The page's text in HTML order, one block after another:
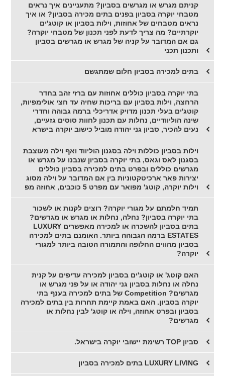
קניתם מגרש או מגרשים בסביון? מתעניינים איך נראים
מטבחי יוקרה בסביון בפנים בתים מכירה בסביון? או איך
נראים מטבחים של אחוזות, וילות בסביון או קוטג'ים
יוקרתיים? מה צריך לדעת לפני תכנון של מטבחי יוקרה?
גם אם המדובר על קניה של מגרש או מגרשים בסביון
ותכנון תכני
בתים למכירה בסביון חלום שמתגשם
בתי יוקרה בסביון כוללים אחוזות עם ברזי זהב בחדר
הרחצה, וילות בסביון עם בריכות שחיה עד חצי אולימפיות,
קוטג'ים בעלי תכנון מדויק אדריכלי ברמה גבוהה וחדרי
שינה הוליוודיים, נחלות עם תכנון לחוות סוסים גזעיים,
נעים להכיר, סביון גני יהודה מוביל כישוב יוקרה בישרא
וילות בסביון כוללות וילה בסגנון הוליווד ואף וילה מעוצבת
בסגנון לאס וגאס, בתי יוקרה בסביון שנבנו על מגרש או
מגרשים כוללים ובפרט בתים למכירה בסביון כוללים
יצירות פאר ארכיטקטוניות בין אם המדובר על וילה מסוג
וילות יוקרה, קוטג' מפואר עם מפרט 5 כוכבים, אחוזה מפ
תמיד חלמתם על מגורי יוקרה? רוצים לקנות או לשכור
בתי יוקרה בסביון? נחלה, נחלות או מגרש או מגרשים?
בתים בסביון להשכרה או למכירה מאפשרים LUXURY
ESTATES ברמה הגבוהה ביותר. האומנם בתים למכירה
בסביון מהווים החלופה והתמורה הטובה ביותר למגורי
יוקרה?
האם קוטג' או קוטג'ים בסביון למכירה עדיפים על קנית
נחלה או נחלות בסביון גני יהודה או על פני מגרש או
מגרשים? Competition של בתים למכירה בענף בתי
יוקרה בסביון. האם באמת קיימת תחרות בין בתים למכירה
בסביון ובפרט אחוזה, וילה או קוטג' לבין נחלות או
מגרשים?
סביון TOP רשימת יישובי יוקרה בישראל.
LUXURY LIVING בתים למכירה בסביון